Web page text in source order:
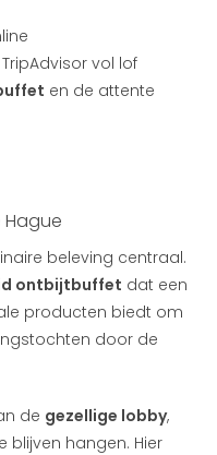
vol lof
en de attente
Hague
beleving centraal.
ontbijtbuffet dat een
producten biedt om
door de
de gezellige lobby,
hangen. Hier